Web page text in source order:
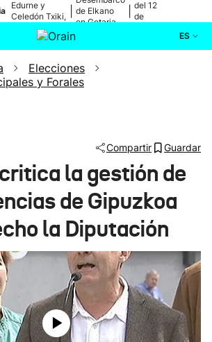
Edurne y
Celedón Txiki,
en directo
de Elkano
en Getaria
del 12
de
ES
Actualidad
Ikusmiran
Eguraldia
Elecciones
y Forales
Compartir Guardar
la gestión de
de Gipuzkoa
la Diputación